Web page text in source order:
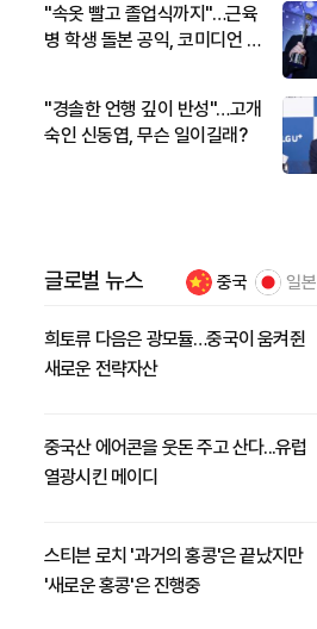
"속옷 빨고 졸업식까지"…근육
병 학생 돌본 공익, 코미디언 김
"경솔한 언행 깊이 반성"…고개
숙인 신동엽, 무슨 일이길래?
글로벌 뉴스 중국 일본
희토류 다음은 광모듈…중국이 움켜쥔
새로운 전략자산
중국산 에어콘을 웃돈 주고 산다...유럽
열광시킨 메이디
스티븐 로치 '과거의 홍콩'은 끝났지만
'새로운 홍콩'은 진행중